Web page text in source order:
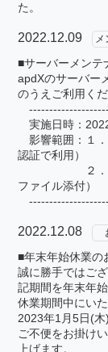
た。
2022.12.09 メ
■サーバーメンテ
apdXのサーバー
のうえご利用くだ
実施日時：
影響範囲：１
認証で利用）
２
ファイル添付）
2022.12.08
■年末年始休業の
誠に勝手ではご
記期間を年末年
休業期間中にい
2023年1月5日(木
ご不便をお掛け
上げます。